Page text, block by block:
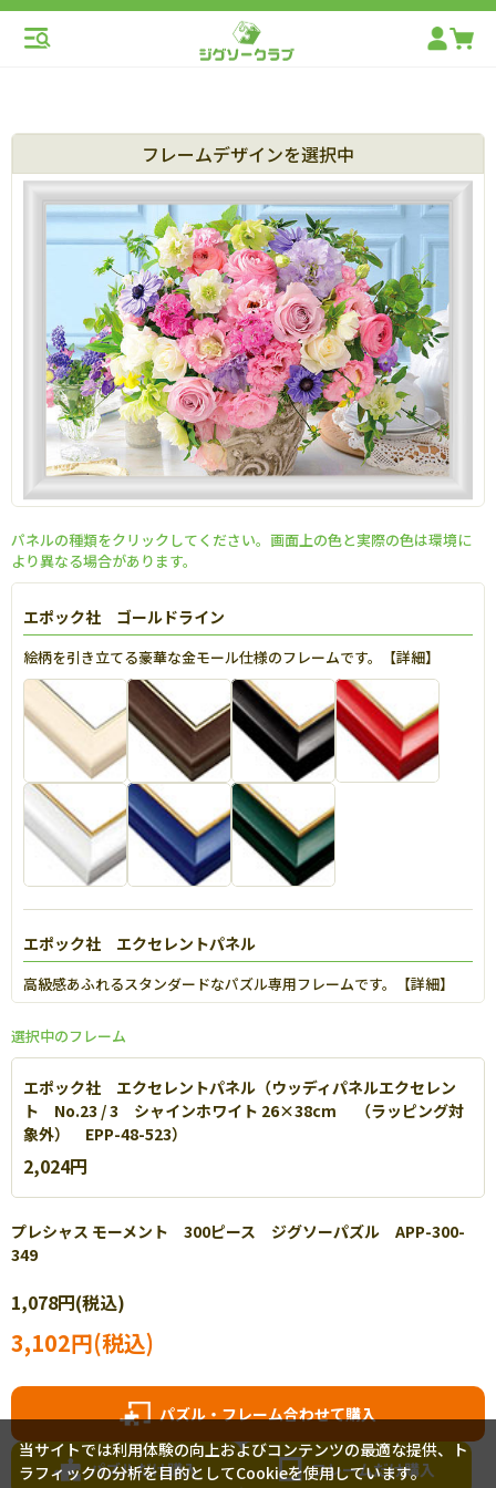
フレームデザインを選択中
パネルの種類をクリックしてください。画面上の色と実際の色は環境に
より異なる場合があります。
エポック社 ゴールドライン
絵柄を引き立てる豪華な金モール仕様のフレームです。【詳細】
エポック社 エクセレントパネル
高級感あふれるスタンダードなパズル専用フレームです。【詳細】
軽量なアルミを使用し丈夫で扱いやすいパネルです。【
選択中のフレーム
エポック社 エクセレントパネル（ウッディパネルエクセレン
ト No.23 / 3 シャインホワイト 26×38cm （ラッピング対
象外） EPP-48-523）
2,024円
プレシャス モーメント 300ピース ジグソーパズル APP-300-
349
1,078円(税込)
3,102円(税込)
パズル・フレーム合わせて購入
パズルだけ購入 フレームだけ購入
当サイトでは利用体験の向上およびコンテンツの最適な提供、ト
ラフィックの分析を目的としてCookieを使用しています。